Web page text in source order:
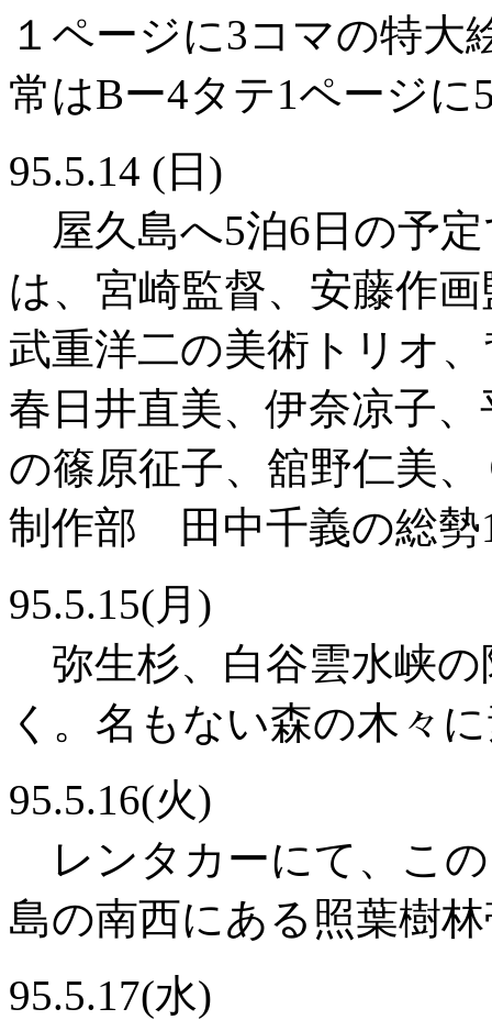
１ページに3コマの特大
常はBー4タテ1ページに
95.5.14 (日)
屋久島へ5泊6日の予
は、宮崎監督、安藤作
武重洋二の美術トリオ
春日井直美、伊奈凉子
の篠原征子、舘野仁美
制作部 田中千義の総勢
95.5.15(月)
弥生杉、白谷雲水峡
く。名もない森の木々
95.5.16(火)
レンタカーにて、こ
島の南西にある照葉樹
95.5.17(水)